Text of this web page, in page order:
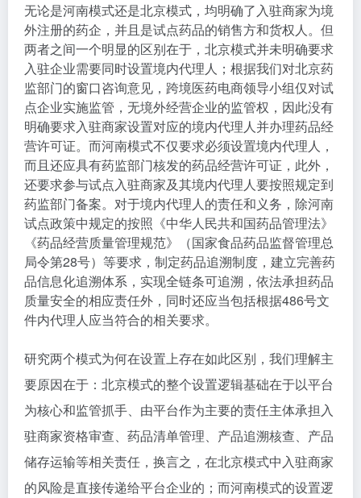
无论是河南模式还是北京模式，均明确了入驻商家为境
外注册的药企，并且是试点药品的销售方和货权人。但
两者之间一个明显的区别在于，北京模式并未明确要求
入驻企业需要同时设置境内代理人；根据我们对北京药
监部门的窗口咨询意见，跨境医药电商领导小组仅对试
点企业实施监管，无境外经营企业的监管权，因此没有
明确要求入驻商家设置对应的境内代理人并办理药品经
营许可证。而河南模式不仅要求必须设置境内代理人，
而且还应具有药监部门核发的药品经营许可证，此外，
还要求参与试点入驻商家及其境内代理人要按照规定到
药监部门备案。对于境内代理人的责任和义务，除河南
试点政策中规定的按照《中华人民共和国药品管理法》
《药品经营质量管理规范》（国家食品药品监督管理总
局令第28号）等要求，制定药品追溯制度，建立完善药
品信息化追溯体系，实现全链条可追溯，依法承担药品
质量安全的相应责任外，同时还应当包括根据486号文
件内代理人应当符合的相关要求。
研究两个模式为何在设置上存在如此区别，我们理解主
要原因在于：北京模式的整个设置逻辑基础在于以平台
为核心和监管抓手、由平台作为主要的责任主体承担入
驻商家资格审查、药品清单管理、产品追溯核查、产品
储存运输等相关责任，换言之，在北京模式中入驻商家
的风险是直接传递给平台企业的；而河南模式的设置逻